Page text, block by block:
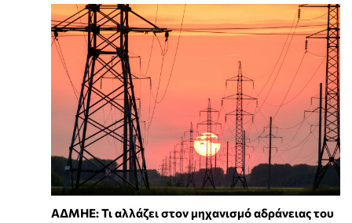
ΑΔΜΗΕ: Τι αλλάζει στον μηχανισμό αδράνειας του